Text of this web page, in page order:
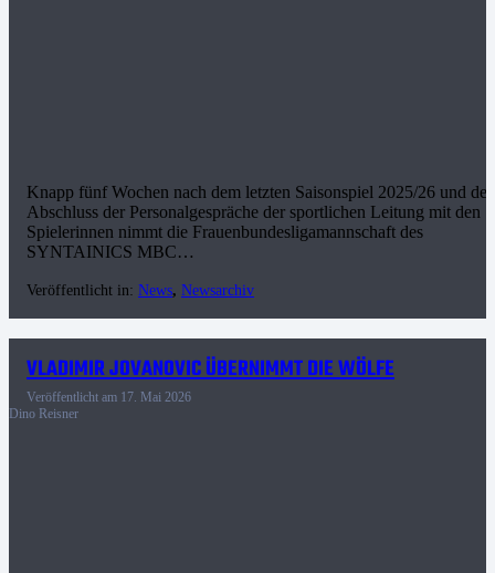
Knapp fünf Wochen nach dem letzten Saisonspiel 2025/26 und
Abschluss der Personalgespräche der sportlichen Leitung mit den
Spielerinnen nimmt die Frauenbundesligamannschaft des
SYNTAINICS MBC…
Veröffentlicht in: News, Newsarchiv
VLADIMIR JOVANOVIC ÜBERNIMMT DIE WÖLFE
Veröffentlicht am 17. Mai 2026
Dino Reisner